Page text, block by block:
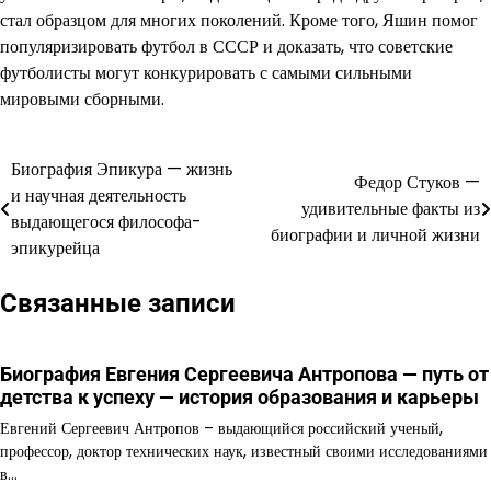
стал образцом для многих поколений. Кроме того, Яшин помог
популяризировать футбол в СССР и доказать, что советские
футболисты могут конкурировать с самыми сильными
мировыми сборными.
Навигация
по
записям
Биография Эпикура — жизнь
и научная деятельность
выдающегося философа-
эпикурейца
Федор Стуков —
удивительные факты из
биографии и личной жизни
Связанные записи
Биография Евгения Сергеевича Антропова — путь от
детства к успеху — история образования и карьеры
Евгений Сергеевич Антропов – выдающийся российский ученый,
профессор, доктор технических наук, известный своими исследованиями
в…